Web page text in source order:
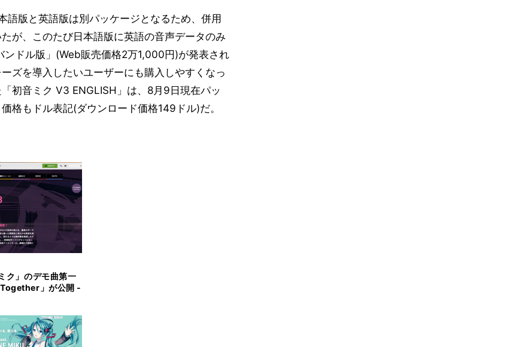
語版と英語版は別パッケージとなるため、併用
が、このたび日本語版に英語の音声データのみ
ドル版」(Web販売価格2万1,000円)が発表され
ズを導入したいユーザーにも購入しやすくなっ
初音ミク V3 ENGLISH」は、8月9日現在パッ
格もドル表記(ダウンロード価格149ドル)だ。
ク」のデモ曲第一
」が公開 -